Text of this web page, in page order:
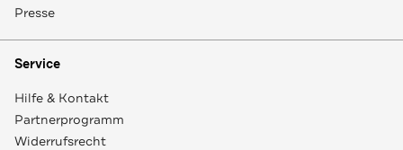
Presse
Service
Hilfe & Kontakt
Partnerprogramm
Widerrufsrecht